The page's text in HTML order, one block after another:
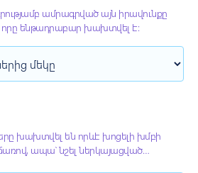
այն բողոքները, որոնց
պարզ չէ, թե որ պետական կամ
մարմնի, կազմակերպության
անձի կամ ներկայացուցչի
ներկայացրած անձի իրավունքը:
ամրագրված այն իրավունքը
որը ենթադրաբար խախտվել է:
խախտվել են որևէ խոցելի խմբի
ապա՝ նշել ներկայացված